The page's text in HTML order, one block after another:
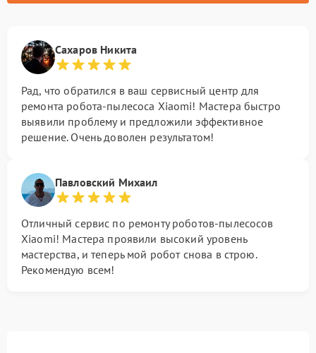
Сахаров Никита
Рад, что обратился в ваш сервисный центр для
ремонта робота-пылесоса Xiaomi! Мастера быстро
выявили проблему и предложили эффективное
решение. Очень доволен результатом!
Павловский Михаил
Отличный сервис по ремонту роботов-пылесосов
Xiaomi! Мастера проявили высокий уровень
мастерства, и теперь мой робот снова в строю.
Рекомендую всем!